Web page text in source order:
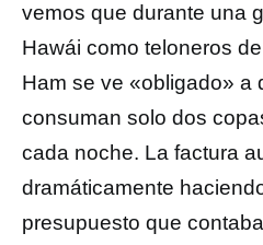
vemos que durante una
Hawái como teloneros
Ham se ve «obligado» a
consuman solo dos
cada noche. La factura
dramáticamente
presupuesto que